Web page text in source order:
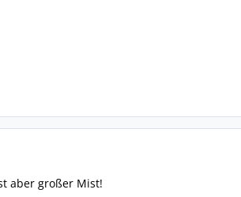
aber großer Mist!